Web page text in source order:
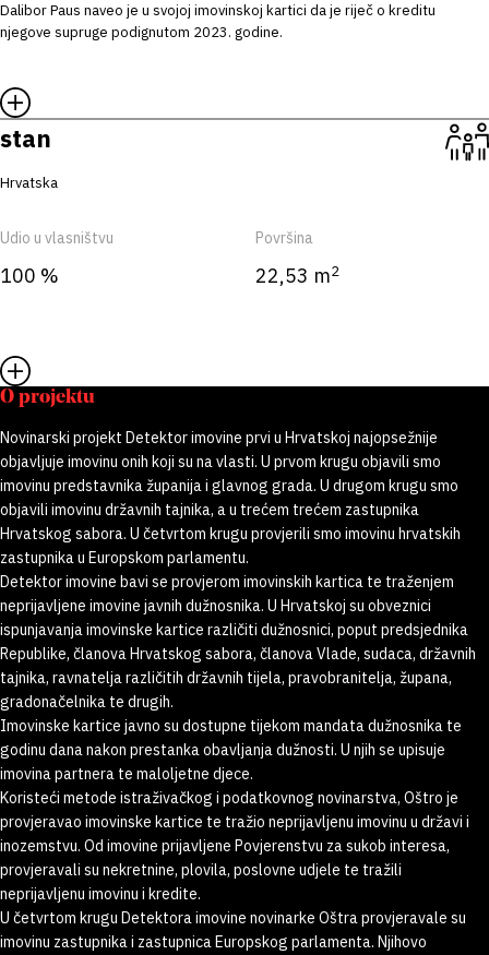
Dalibor Paus naveo je u svojoj imovinskoj kartici da je riječ o kreditu
njegove supruge podignutom 2023. godine.
stan
Hrvatska
Udio u vlasništvu
100 %
Površina
22,53 m2
O projektu
Novinarski projekt Detektor imovine prvi u Hrvatskoj najopsežnije
objavljuje imovinu onih koji su na vlasti. U prvom krugu objavili smo
imovinu predstavnika županija i glavnog grada. U drugom krugu smo
objavili imovinu državnih tajnika, a u trećem trećem zastupnika
Hrvatskog sabora. U četvrtom krugu provjerili smo imovinu hrvatskih
zastupnika u Europskom parlamentu.
Detektor imovine bavi se provjerom imovinskih kartica te traženjem
neprijavljene imovine javnih dužnosnika. U Hrvatskoj su obveznici
ispunjavanja imovinske kartice različiti dužnosnici, poput predsjednika
Republike, članova Hrvatskog sabora, članova Vlade, sudaca, državnih
tajnika, ravnatelja različitih državnih tijela, pravobranitelja, župana,
gradonačelnika te drugih.
Imovinske kartice javno su dostupne tijekom mandata dužnosnika te
godinu dana nakon prestanka obavljanja dužnosti. U njih se upisuje
imovina partnera te maloljetne djece.
Koristeći metode istraživačkog i podatkovnog novinarstva, Oštro je
provjeravao imovinske kartice te tražio neprijavljenu imovinu u državi i
inozemstvu. Od imovine prijavljene Povjerenstvu za sukob interesa,
provjeravali su nekretnine, plovila, poslovne udjele te tražili
neprijavljenu imovinu i kredite.
U četvrtom krugu Detektora imovine novinarke Oštra provjeravale su
imovinu zastupnika i zastupnica Europskog parlamenta. Njihovo